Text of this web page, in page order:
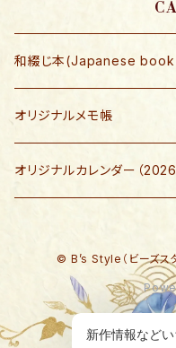
もご自分の状況を表示で
きにはぜひご活用ください
和綴じ本(Japanese
和綴じ本 レプリカ
和綴じ本制作キット
オリジナルメモ帳
ブロックメモ帳
オリジナルカレンダー（2026
『自分で作るアルバムカレン
『旬の食材 カレンダー』
© B’s Style（ビーズス
シ